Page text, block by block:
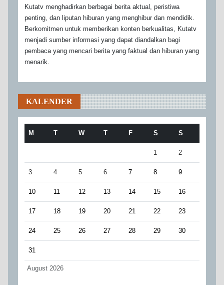
Kutatv menghadirkan berbagai berita aktual, peristiwa
penting, dan liputan hiburan yang menghibur dan mendidik.
Berkomitmen untuk memberikan konten berkualitas, Kutatv
menjadi sumber informasi yang dapat diandalkan bagi
pembaca yang mencari berita yang faktual dan hiburan yang
menarik.
KALENDER
August 2026
M T W T F S S
1 2
3 4 5 6 7 8 9
10 11 12 13 14 15 16
17 18 19 20 21 22 23
24 25 26 27 28 29 30
31